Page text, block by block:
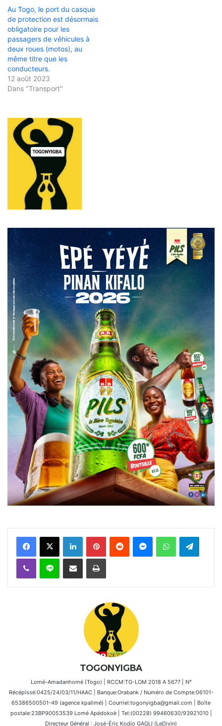
Au Togo, le port du casque
de protection est désormais
obligatoire pour les
passagers de véhicules à
deux roues (motos), au
même titre que les
conducteurs.
12 août 2023
Dans "Transport"
FacebookX Linkedin PinterestReddit MessengerWhatsAppTelegram
Viber Ligne Partager par email Imprimer
TOGONYIGBA
Lomé-Amadanhomé (Togo) | RCCM:TG-LOM 2018 A 5677 | N°
Récépissé:0425/24/03/11/HAAC | Banque:Orabank / Numéro de Compte:06101-
65386500501-49 (agence kpalimé) | Courriel:togonyigba@gmail.com | Boîte
postale:23BP90053539 Lomé Apédokoè | Tel:(00228) 99460630/93921010 |
Directeur Général : José-Éric Kodjo GAGLI (LeDivin)